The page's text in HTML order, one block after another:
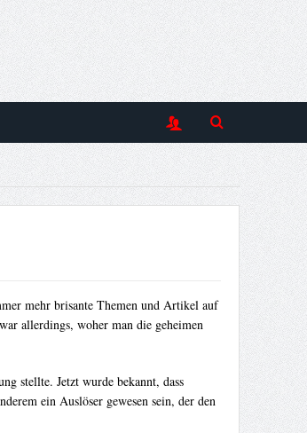
mehr brisante Themen und Artikel auf
allerdings, woher man die geheimen
stellte. Jetzt wurde bekannt, dass
ein Auslöser gewesen sein, der den